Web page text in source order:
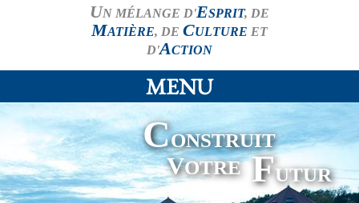
UN MÉLANGE D'ESPRIT, DE
MATIÈRE, DE CULTURE ET
D'ACTION
MENU
CONSTRUIT
VOTRE FUTUR